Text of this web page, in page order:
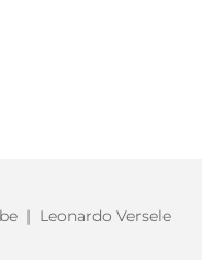
| Leonardo Versele